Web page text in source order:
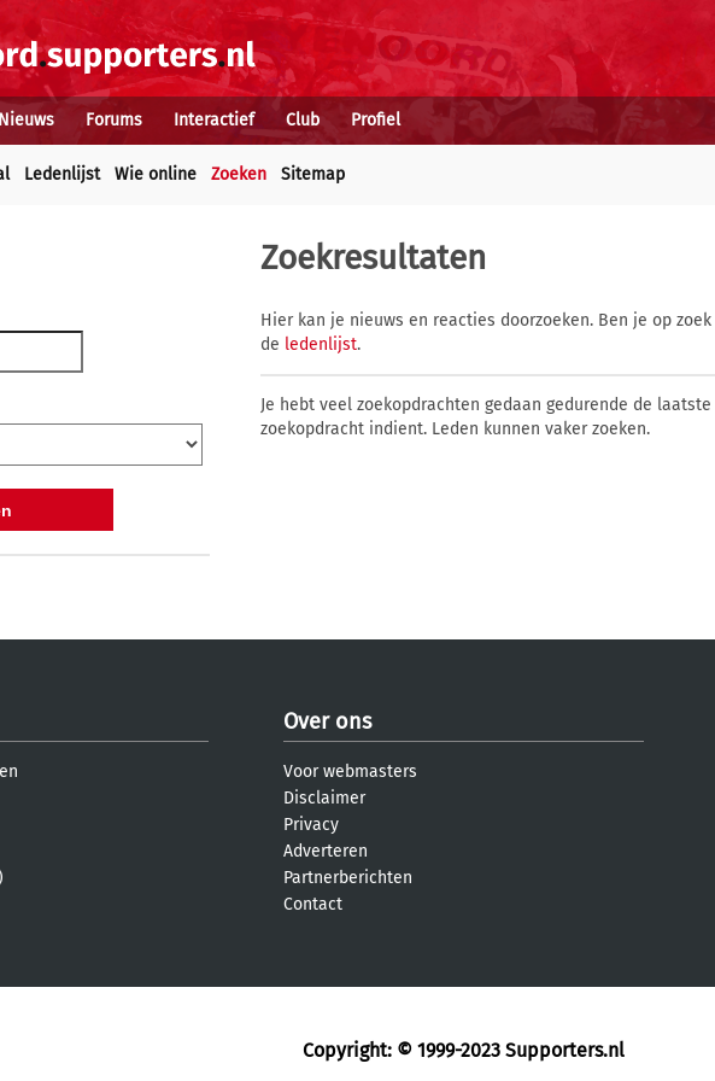
Nieuws Forums Interactief Club Profiel
Ledenlijst Wie online Zoeken Sitemap
Zoekresultaten
Hier kan je nieuws en reacties doorzoeken. Ben je op
de ledenlijst.
Je hebt veel zoekopdrachten gedaan gedurende de
zoekopdracht indient. Leden kunnen vaker zoeken.
Over ons
Voor webmasters
Disclaimer
Privacy
Adverteren
Partnerberichten
Contact
Copyright: © 1999-2023 Supporters.nl